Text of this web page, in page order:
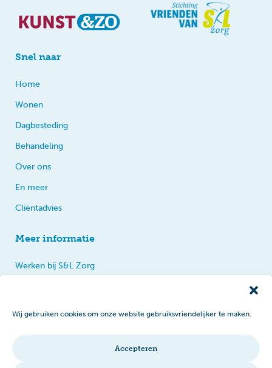
Wij gebruiken cookies om onze website gebruiksvriendelijker te maken.
Accepteren
Snel naar
Home
Wonen
Dagbesteding
Behandeling
Over ons
En meer
Cliëntadvies
Meer informatie
Werken bij S&L Zorg